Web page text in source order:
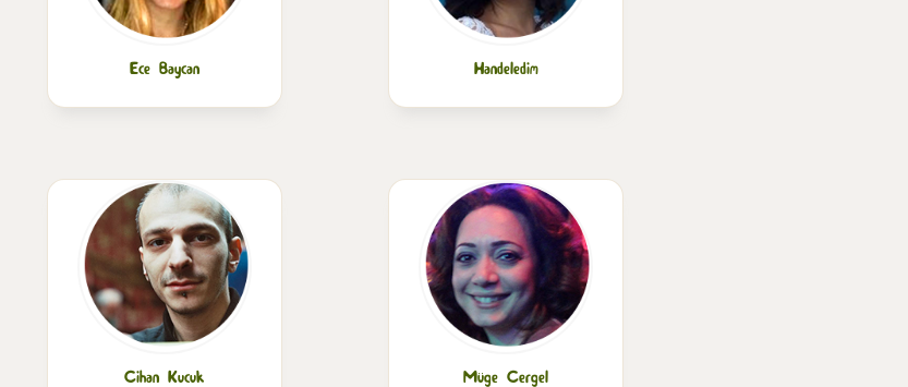
Ece Baycan Handeledim
Cihan Kucuk Müge Cergel